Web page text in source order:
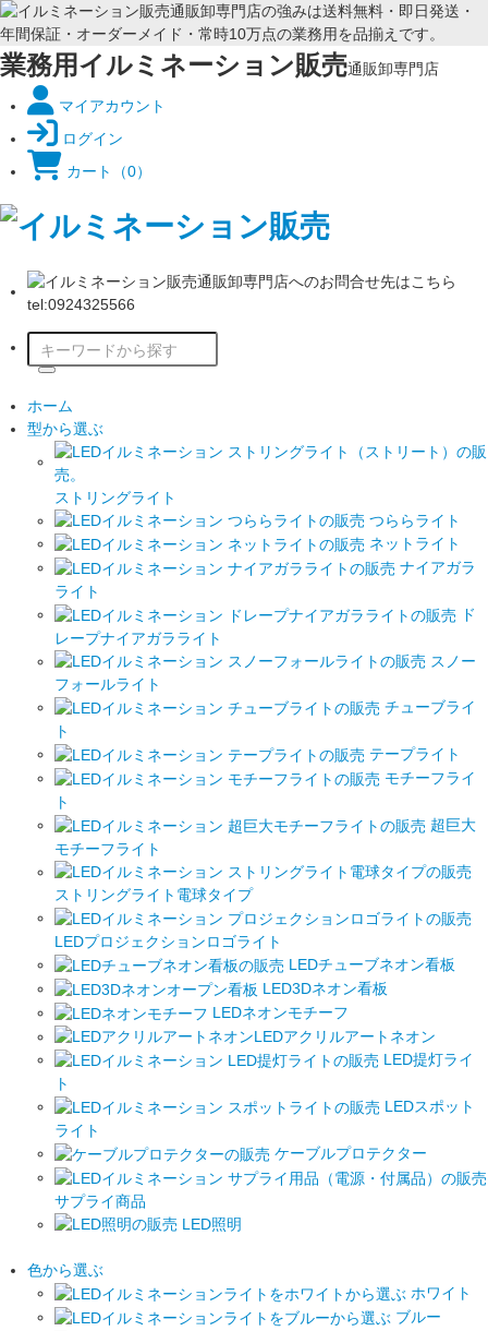
業務用イルミネーション販売通販卸専門店
マイアカウント
ログイン
カート
（0）
ホーム
型から選ぶ
ストリングライト
つららライト
ネットライト
ナイアガラ
ライト
ド
レープナイアガラライト
スノー
フォールライト
チューブライ
ト
テープライト
モチーフライ
ト
超巨大
モチーフライト
ストリングライト電球タイプ
LEDプロジェクションロゴライト
LEDチューブネオン看板
LED3Dネオン看板
LEDネオンモチーフ
LEDアクリルアートネオン
LED提灯ライ
ト
LEDスポット
ライト
ケーブルプロテクター
サプライ商品
LED照明
色から選ぶ
ホワイト
ブルー